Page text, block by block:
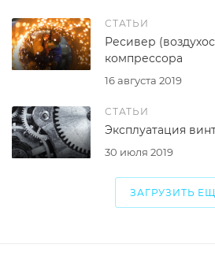
СТАТЬИ
16 августа 2019
Ресивер
компрессора
СТАТЬИ
30 июля 2019
Эксплуатация
ЗАГРУЗИТЬ